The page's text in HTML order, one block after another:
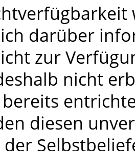
darüber
zur
nicht
diesen